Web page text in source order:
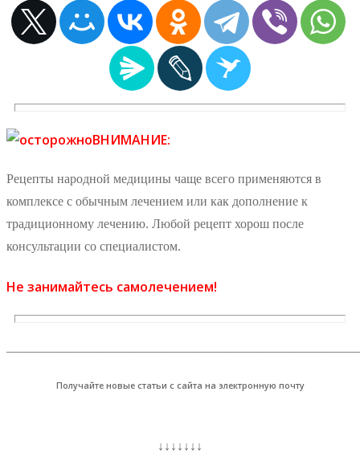
ВНИМАНИЕ:
Рецепты народной медицины чаще всего применяются в
комплексе с обычным лечением или как дополнение к
традиционному лечению. Любой рецепт хорош после
консультации со специалистом.
Не занимайтесь самолечением!
Получайте новые статьи с сайта на электронную почту
↓↓↓↓↓↓↓